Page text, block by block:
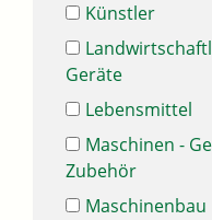
Künstler
Geräte
Lebensmittel
Maschinen -
Zubehör
Maschinenbau